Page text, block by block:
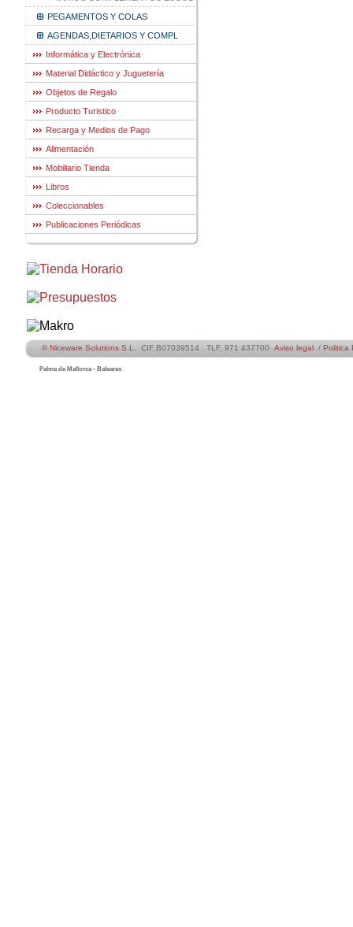
PEGAMENTOS Y COLAS
AGENDAS,DIETARIOS Y COMPL
Informática y Electrónica
Material Didáctico y Juguetería
Objetos de Regalo
Producto Turistico
Recarga y Medios de Pago
Alimentación
Mobiliario Tienda
Libros
Coleccionables
Publicaciones Periódicas
© Niceware Solutions S.L. CIF B07039514 TLF. 971 437700 Aviso legal / Politica
Palma de Mallorca - Baleares